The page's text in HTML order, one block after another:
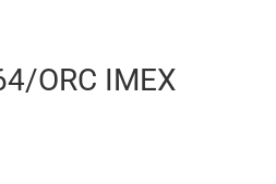
ORC IMEX